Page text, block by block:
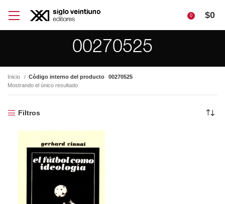
0 $0
00270525
Inicio Código interno del producto
00270525
Mostrando el único resultado
Filtros